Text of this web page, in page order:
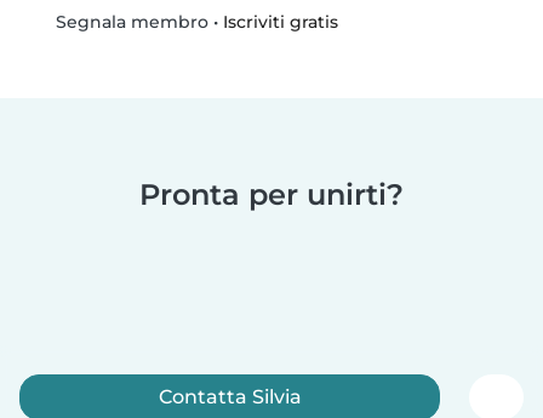
Segnala membro• Iscriviti gratis
Pronta per unirti?
Contatta Silvia